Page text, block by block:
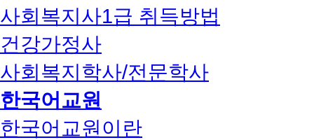
사회복지사1급 취득방법
건강가정사
사회복지학사/전문학사
한국어교원
한국어교원이란